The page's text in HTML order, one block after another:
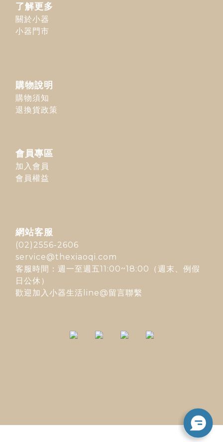
立即購買
了解更多
關於小器
小器門市
購物說明
購物須知
退換貨政策
會員專區
加入會員
會員權益
網站客服
(02)2556-2606
service@thexiaoqi.com
客服時間：週一至週五11:00~18:00（週末、例假
日公休）
歡迎加入 小器生活line@留言聯繫